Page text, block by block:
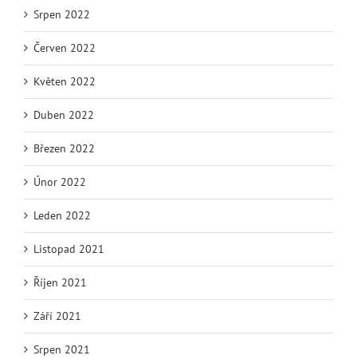
Srpen 2022
Červen 2022
Květen 2022
Duben 2022
Březen 2022
Únor 2022
Leden 2022
Listopad 2021
Říjen 2021
Září 2021
Srpen 2021